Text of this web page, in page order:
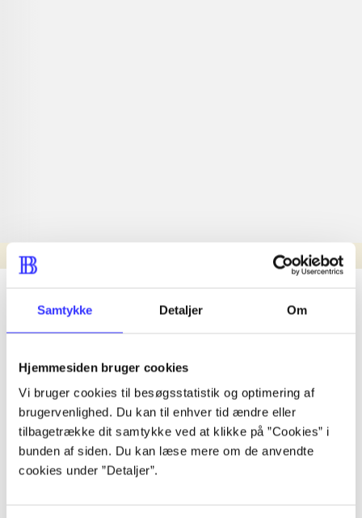
Samtykke Detaljer Om
Hjemmesiden bruger cookies
Vi bruger cookies til besøgsstatistik og optimering af
brugervenlighed. Du kan til enhver tid ændre eller
tilbagetrække dit samtykke ved at klikke på ”Cookies” i
bunden af siden. Du kan læse mere om de anvendte
cookies under ”Detaljer”.
Nyhed
lorem ipsum dolor sit amet ...
lorem ipsum dolor sit amet ...
lorem ipsum dolor sit amet ...
lorem ipsum dolor sit amet ...
lorem ipsum dolor sit amet ...
lorem ipsum dolor sit amet ...